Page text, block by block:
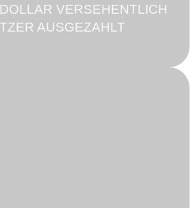
VERSEHENTLICH
AUSGEZAHLT